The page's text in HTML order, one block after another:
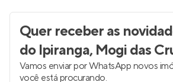
Quer receber as
do Ipiranga, Mogi das
Vamos enviar por WhatsApp novos
você está procurando.